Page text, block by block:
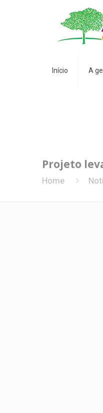
Início A
Projeto
Home